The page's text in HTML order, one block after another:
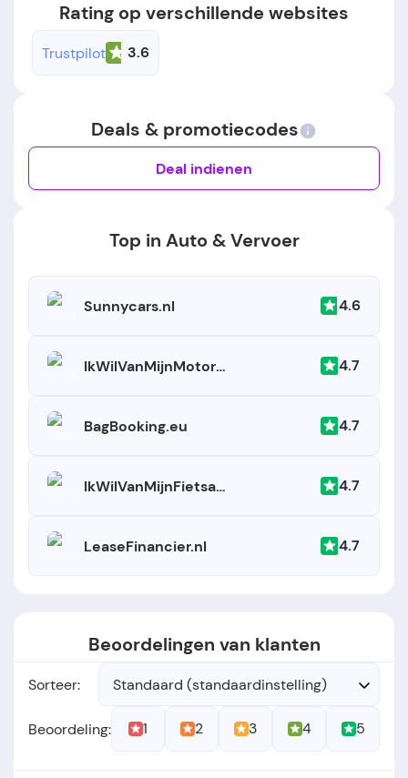
Rating op verschillende websites
Trustpilot 3.6
Deals & promotiecodes
Deal indienen
Top in Auto & Vervoer
Sunnycars.nl 4.6
IkWilVanMijnMotoraf.nl 4.7
BagBooking.eu 4.7
IkWilVanMijnFietsaf.nl 4.7
LeaseFinancier.nl 4.7
Beoordelingen van klanten
Sorteer: Standaard (standaardinstelling)
Beoordeling: 1 2 3 4 5